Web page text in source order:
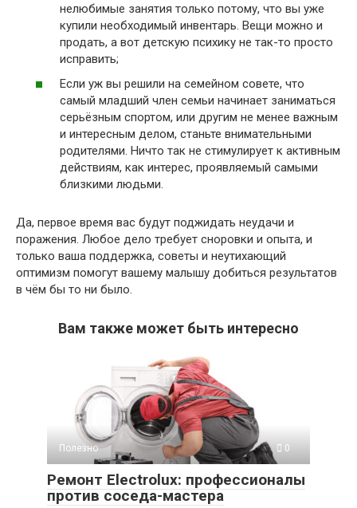
нелюбимые занятия только потому, что вы уже
купили необходимый инвентарь. Вещи можно и
продать, а вот детскую психику не так-то просто
исправить;
Если уж вы решили на семейном совете, что
самый младший член семьи начинает заниматься
серьёзным спортом, или другим не менее важным
и интересным делом, станьте внимательными
родителями. Ничто так не стимулирует к активным
действиям, как интерес, проявляемый самыми
близкими людьми.
Да, первое время вас будут поджидать неудачи и
поражения. Любое дело требует сноровки и опыта, и
только ваша поддержка, советы и неутихающий
оптимизм помогут вашему малышу добиться результатов
в чём бы то ни было.
Вам также может быть интересно
Полезно 0
Ремонт Electrolux: профессионалы
против соседа-мастера